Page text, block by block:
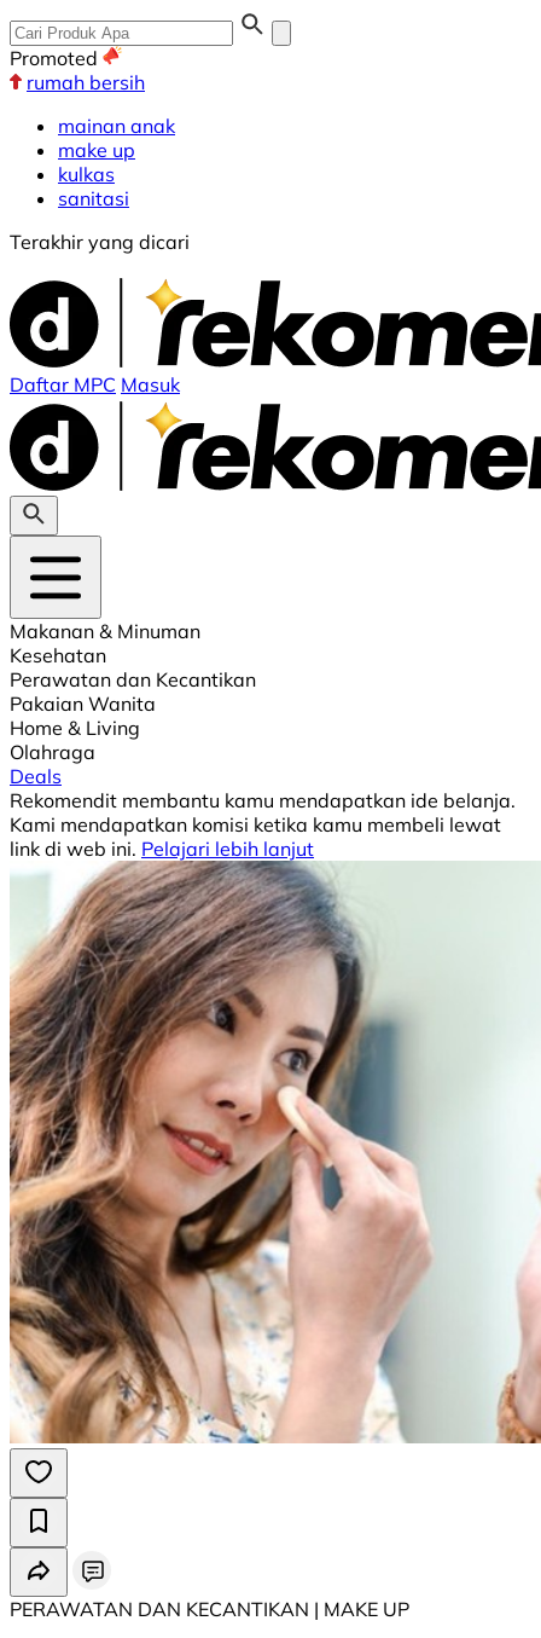
Promoted
rumah bersih
mainan anak
make up
kulkas
sanitasi
Terakhir yang dicari
Daftar MPC Masuk
Makanan & Minuman
Kesehatan
Perawatan dan Kecantikan
Pakaian Wanita
Home & Living
Olahraga
Deals
Rekomendit membantu kamu mendapatkan ide belanja.
Kami mendapatkan komisi ketika kamu membeli lewat
link di web ini. Pelajari lebih lanjut
PERAWATAN DAN KECANTIKAN | MAKE UP